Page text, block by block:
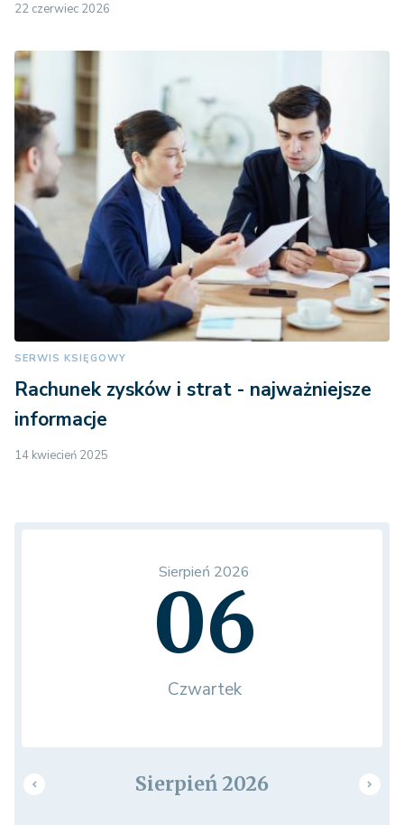
22 czerwiec 2026
SERWIS KSIĘGOWY
Rachunek zysków i strat - najważniejsze
informacje
14 kwiecień 2025
Sierpień 2026
06
Czwartek
Sierpień 2026